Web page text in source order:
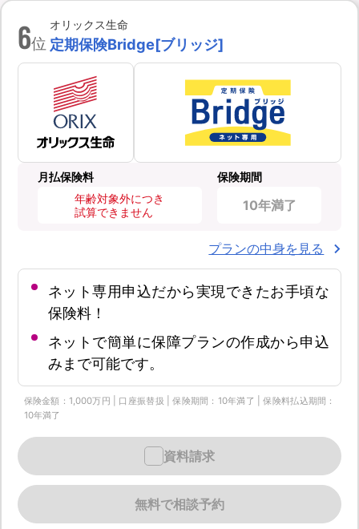
6位
オリックス生命
定期保険Bridge[ブリッジ]
月払保険料
年齢対象外につき
試算できません
保険期間
10年満了
プランの中身を見る
ネット専用申込だから実現できたお手頃な
保険料！
ネットで簡単に保障プランの作成から申込
みまで可能です。
保険金額：1,000万円 | 口座振替扱 | 保険期間：10年満了 | 保険料払込期間：
10年満了
無料で相談予約
資料請求